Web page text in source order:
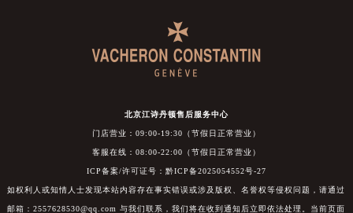
北京江诗丹顿售后服务中心
门店营业：09:00-19:30（节假日正常营业）
客服在线：08:00-22:00（节假日正常营业）
ICP备案/许可证号：黔ICP备2025054552号-27
如权利人或知情人士发现本站内容存在事实错误或涉及版权、名誉权等侵权问题，请通过
邮箱：2557628530@qq.com 与我们联系，我们将在收到通知后立即依法处理。当前页面